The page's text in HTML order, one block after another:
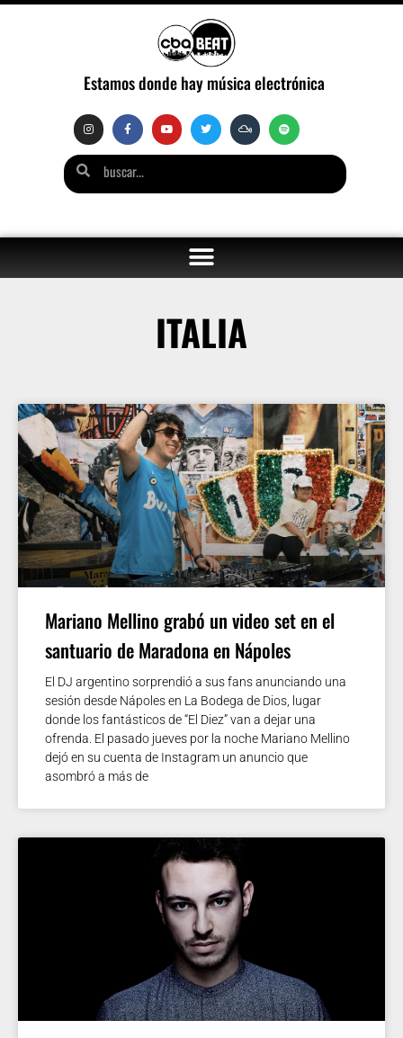
Estamos donde hay música electrónica
ITALIA
Mariano Mellino grabó un video set en el
santuario de Maradona en Nápoles
El DJ argentino sorprendió a sus fans anunciando una
sesión desde Nápoles en La Bodega de Dios, lugar
donde los fantásticos de “El Diez” van a dejar una
ofrenda. El pasado jueves por la noche Mariano Mellino
dejó en su cuenta de Instagram un anuncio que
asombró a más de